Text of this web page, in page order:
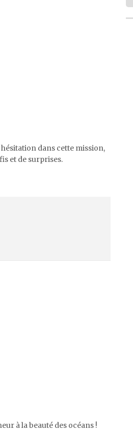
dans cette mission,
et de surprises.
à la beauté des océans !